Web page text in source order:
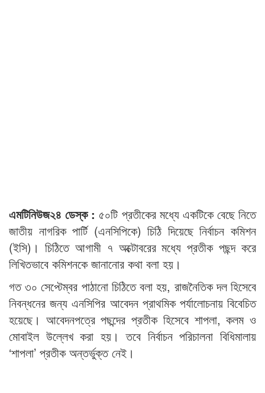
এমটিনিউজ২৪ ডেস্ক : ৫০টি প্রতীকের মধ্যে একটিকে বেছে নিতে
জাতীয় নাগরিক পার্টি (এনসিপিকে) চিঠি দিয়েছে নির্বাচন কমিশন
(ইসি)। চিঠিতে আগামী ৭ অক্টোবরের মধ্যে প্রতীক পছন্দ করে
লিখিতভাবে কমিশনকে জানানোর কথা বলা হয়।
গত ৩০ সেপ্টেম্বর পাঠানো চিঠিতে বলা হয়, রাজনৈতিক দল হিসেবে
নিবন্ধনের জন্য এনসিপির আবেদন প্রাথমিক পর্যালোচনায় বিবেচিত
হয়েছে। আবেদনপত্রে পছন্দের প্রতীক হিসেবে শাপলা, কলম ও
মোবাইল উল্লেখ করা হয়। তবে নির্বাচন পরিচালনা বিধিমালায়
‘শাপলা’ প্রতীক অন্তর্ভুক্ত নেই।